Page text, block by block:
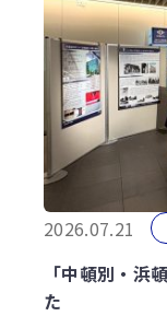
2026.07.21
「中頓別・浜
た